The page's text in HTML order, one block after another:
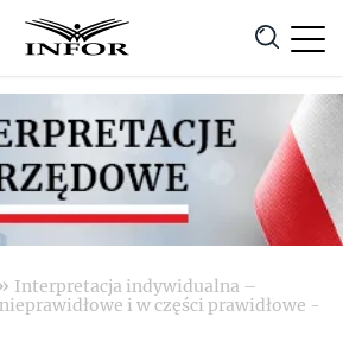
Anuluj
Interpretacja indywidualna –
i w części prawidłowe -